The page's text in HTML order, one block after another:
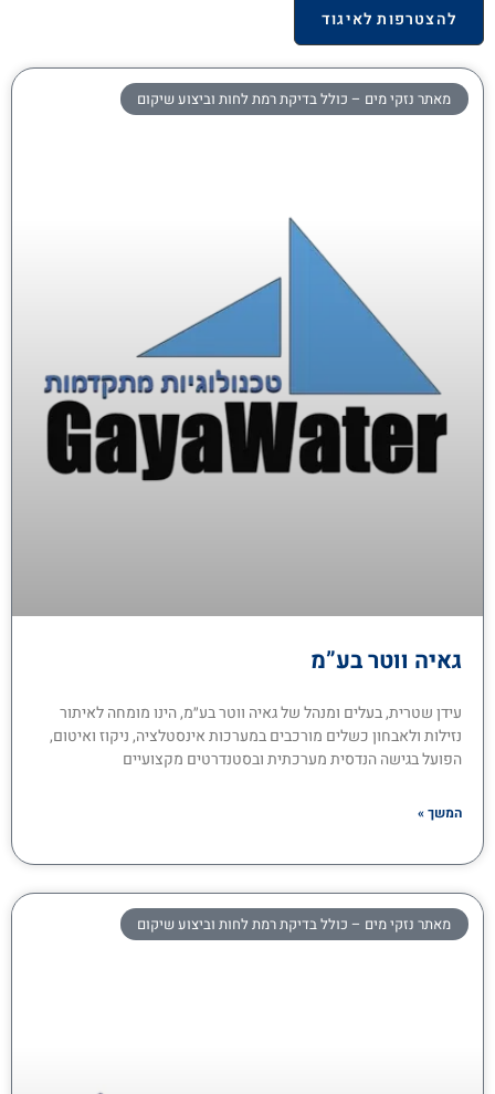
להצטרפות לאיגוד
מאתר נזקי מים – כולל בדיקת רמת לחות וביצוע שיקום
גאיה ווטר בע”מ
עידן שטרית, בעלים ומנהל של גאיה ווטר בע״מ, הינו מומחה לאיתור
נזילות ולאבחון כשלים מורכבים במערכות אינסטלציה, ניקוז ואיטום,
הפועל בגישה הנדסית מערכתית ובסטנדרטים מקצועיים
המשך »
מאתר נזקי מים – כולל בדיקת רמת לחות וביצוע שיקום